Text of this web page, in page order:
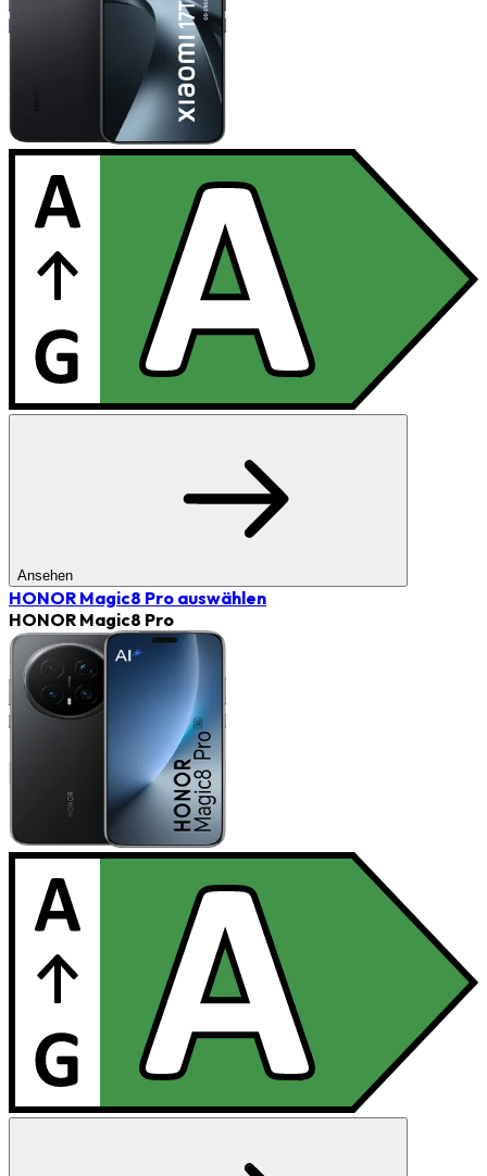
Ansehen
HONOR Magic8 Pro auswählen
HONOR Magic8 Pro